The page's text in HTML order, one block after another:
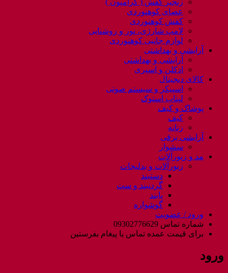
زنجیر کفش ( کرامپون )
عصای کوهنوردی
کفش کوهنوردی
لامپ شارژی، نور و روشنایی
لوازم جانبی کوهنوردی
آرایشی و بهداشتی
آرایشی و بهداشتی
ادکلن و اسپری
کالای دیجیتال
اسپیکر و سیستم صوتی
لپتاب استوک
پوشاک و کیف
کیف
زنانه
آرایشی برقی
سشوار
مد و زیورآلات
زیورآلات و بدلیجات
دستبند
گردنبند و ست
پابند
گوشواره
ورود / عضویت
شماره تماس 09302776629
برای قیمت عمده تماس یا پیغام بفرستین
ورود